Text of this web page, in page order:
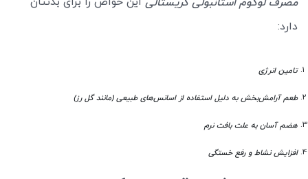
دارد:
تامین انرژی
طعم آرامش‌بخش به دلیل استفاده از اسانس‌های طبیعی (مانند گل رز)
هضم آسان به علت بافت نرم
افزایش نشاط و رفع خستگی